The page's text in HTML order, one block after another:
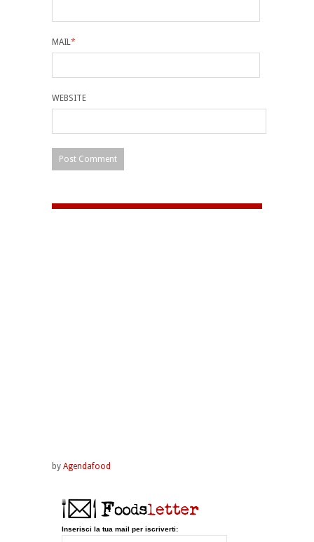
MAIL *
WEBSITE
by Agendafood
Inserisci la tua mail per iscriverti: